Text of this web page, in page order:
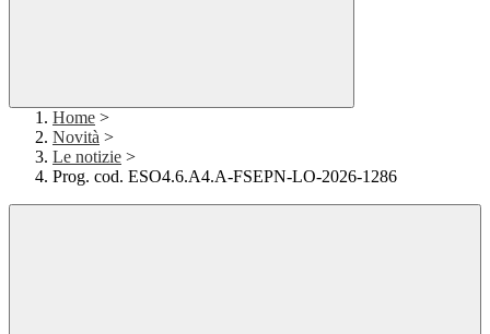
Home >
Novità >
Le notizie >
Prog. cod. ESO4.6.A4.A-FSEPN-LO-2026-1286